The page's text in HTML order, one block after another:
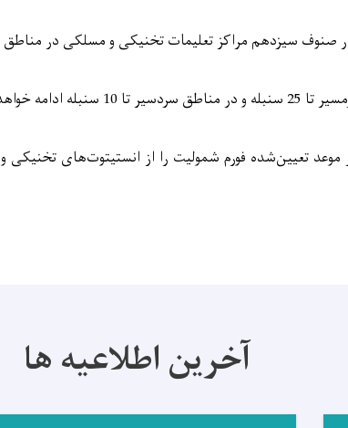
سیزدهم مراکز تعلیمات تخنیکی و مسلکی در
ادامه خواهد داشت.
موعد تعیین‌شده فورم شمولیت را از انستیتوت‌های
آخرین اطلاعیه ها